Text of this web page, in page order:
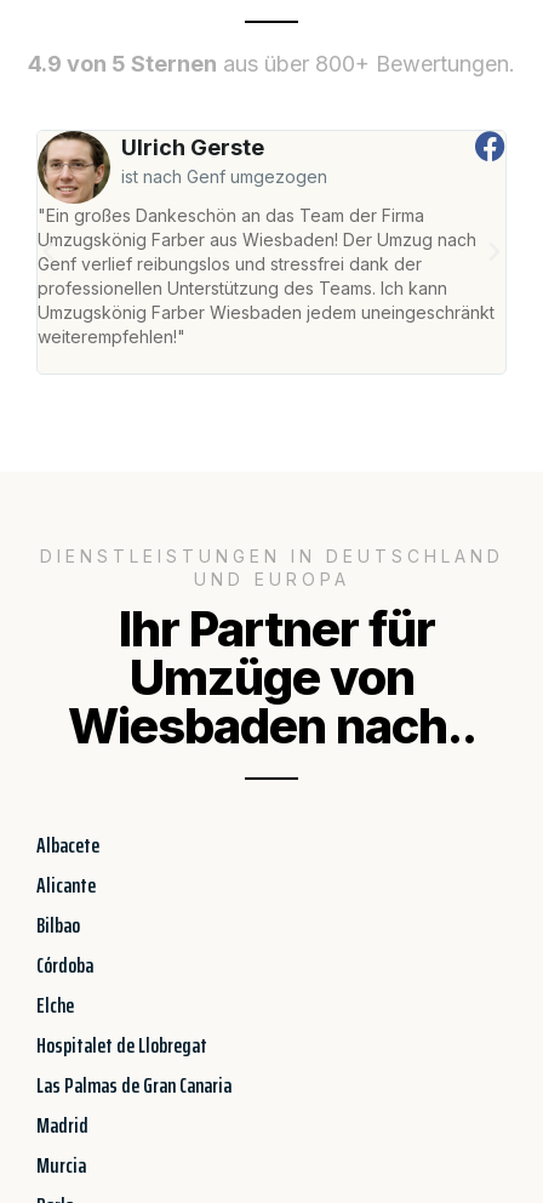
4.9 von 5 Sternen aus über 800+ Bewertungen.
Ulrich Gerste
ist nach Genf umgezogen
"Ein großes Dankeschön an das Team der Firma
Umzugskönig Farber aus Wiesbaden! Der Umzug nach
Genf verlief reibungslos und stressfrei dank der
professionellen Unterstützung des Teams. Ich kann
Umzugskönig Farber Wiesbaden jedem uneingeschränkt
weiterempfehlen!"
DIENSTLEISTUNGEN IN DEUTSCHLAND
UND EUROPA
Ihr Partner für
Umzüge von
Wiesbaden nach..
Albacete
Alicante
Bilbao
Córdoba
Elche
Hospitalet de Llobregat
Las Palmas de Gran Canaria
Madrid
Murcia